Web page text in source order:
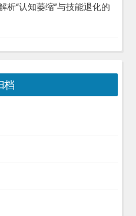
“认知萎缩”与技能退化的
档